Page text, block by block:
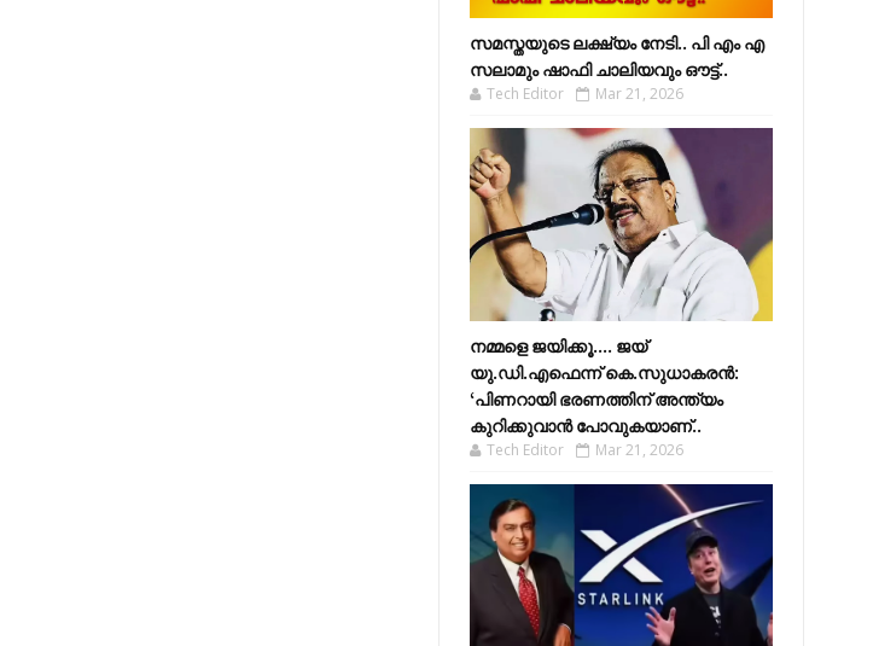
സമസ്തയുടെ ലക്ഷ്യം നേടി.. പി എം എ
സലാമും ഷാഫി ചാലിയവും ഔട്ട്..
Tech Editor Mar 21, 2026
നമ്മളെ ജയിക്കൂ.... ജയ്
യു.ഡി.എഫെന്ന് കെ.സുധാകരൻ:
‘പിണറായി ഭരണത്തിന് അന്ത്യം
കുറിക്കുവാൻ പോവുകയാണ്..
Tech Editor Mar 21, 2026